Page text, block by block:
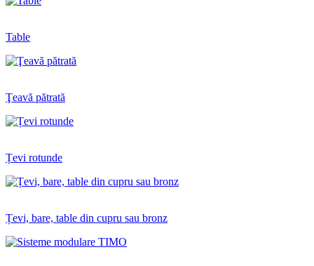
Table
Ţeavă pătrată
Țevi rotunde
Țevi, bare, table din cupru sau bronz